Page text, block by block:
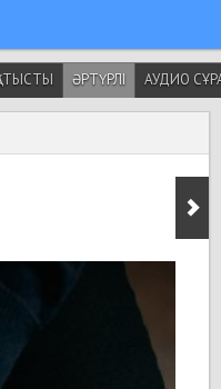
ӘРТҮРЛІ АУДИО